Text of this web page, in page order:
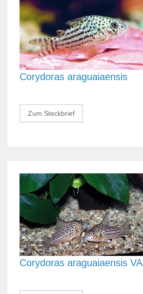
Corydoras araguaiaensis
Zum Steckbrief
Corydoras araguaiaensis